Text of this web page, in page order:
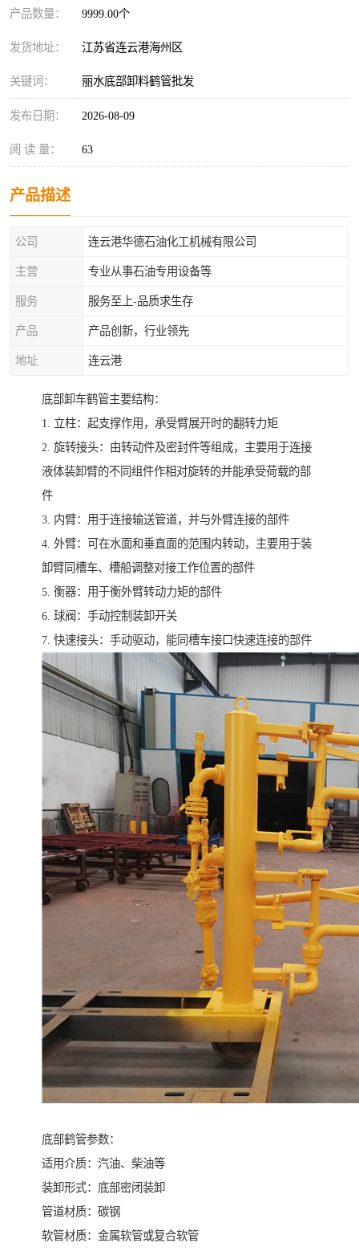
产品数量： 9999.00个
发货地址： 江苏省连云港海州区
关键词： 丽水底部卸料鹤管批发
发布日期： 2026-08-09
阅 读 量： 63
产品描述
公司 连云港华德石油化工机械有限公司
主营 专业从事石油专用设备等
服务 服务至上-品质求生存
产品 产品创新，行业领先
地址 连云港
底部卸车鹤管主要结构：
1. 立柱：起支撑作用，承受臂展开时的翻转力矩
2. 旋转接头：由转动件及密封件等组成，主要用于连接
液体装卸臂的不同组件作相对旋转的并能承受荷载的部
件
3. 内臂：用于连接输送管道，并与外臂连接的部件
4. 外臂：可在水面和垂直面的范围内转动，主要用于装
卸臂同槽车、槽船调整对接工作位置的部件
5. 衡器：用于衡外臂转动力矩的部件
6. 球阀：手动控制装卸开关
7. 快速接头：手动驱动，能同槽车接口快速连接的部件
底部鹤管参数：
适用介质：汽油、柴油等
装卸形式：底部密闭装卸
管道材质：碳钢
软管材质：金属软管或复合软管